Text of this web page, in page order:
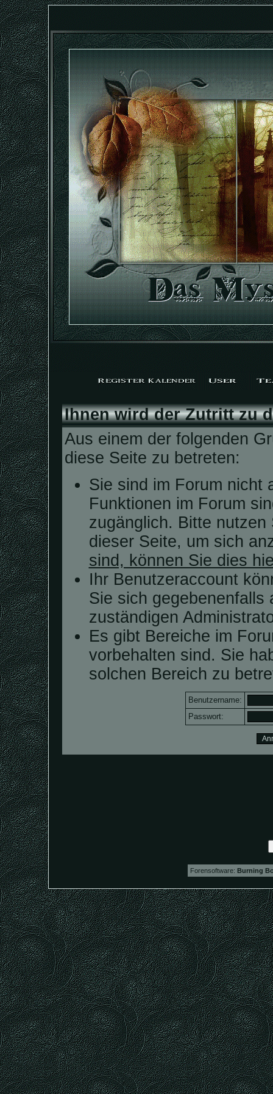
Ihnen wird der Zutritt zu
Aus einem der folgenden
diese Seite zu betreten:
Sie sind im Forum nicht
Funktionen im Forum
zugänglich. Bitte
dieser Seite, um sich
sind, können Sie dies
Ihr Benutzeraccount
Sie sich gegebenenfalls
zuständigen
Es gibt Bereiche im
vorbehalten sind. Sie
solchen Bereich zu
Benutzername:
Passwort:
Forensoftware: Burning